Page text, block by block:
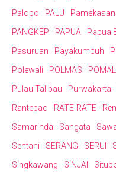
Palopo
PALU Pamekasan
PANGKEP
PAPUA Papua
Pasuruan
Payakumbuh
Polewali
POLMAS
Pulau Talibau
Purwakarta
Rantepao
RATE-RATE
Samarinda
Sangata
Sentani
SERANG SERUI
Singkawang
SINJAI